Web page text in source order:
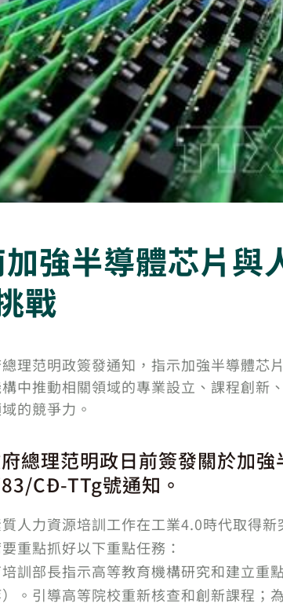
強半導體芯片與
戰
理范明政簽發通知，指示加強半導體芯
中推動相關領域的專業設立、課程創新
的競爭力。
總理范明政日前簽發關於加
CĐ-TTg號通知。
人力資源培訓工作在工業4.0時代取得
重點抓好以下重點任務：
訓部長指示高等教育機構研究和建立重
。引導高等院校重新核查和創新課程；